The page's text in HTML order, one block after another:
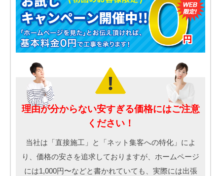
理由が分からない安すぎる価格にはご注意
ください！
当社は「直接施工」と「ネット集客への特化」によ
り、価格の安さを追求しておりますが、ホームページ
には1,000円〜などと書かれていても、実際には出張